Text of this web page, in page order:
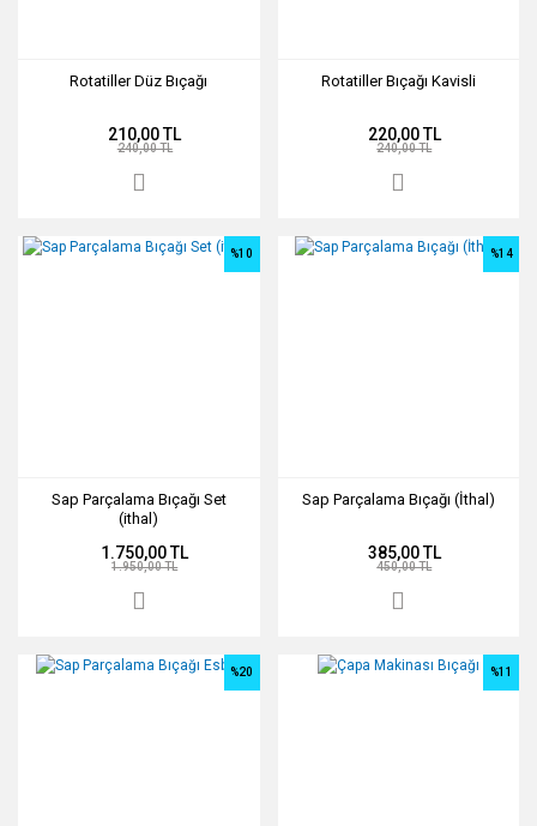
Rotatiller Düz Bıçağı
210,00 TL
240,00 TL
Rotatiller Bıçağı Kavisli
220,00 TL
240,00 TL
Sap Parçalama Bıçağı Set
(ithal)
%10
1.750,00 TL
1.950,00 TL
Sap Parçalama Bıçağı (İthal)
%14
385,00 TL
450,00 TL
%20 %11